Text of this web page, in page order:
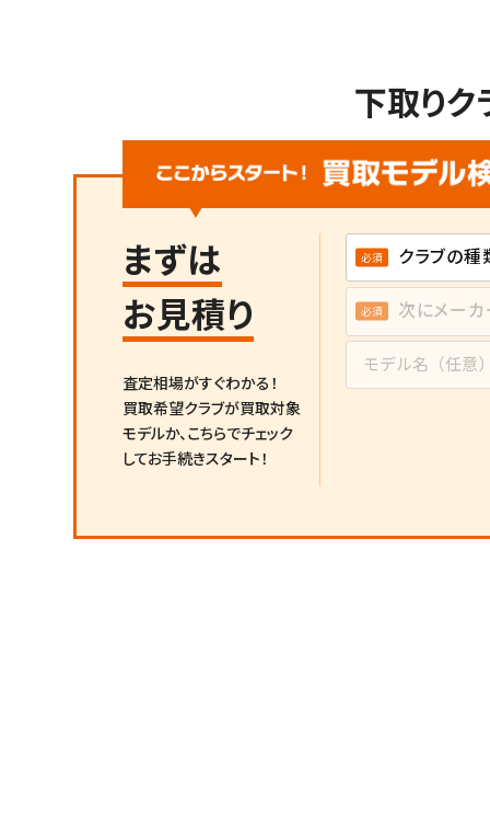
下取りク
まずは
お見積り
査定相場がすぐわかる！
買取希望クラブが買取対象
モデルか、 こちらでチェック
してお手続きスタート！